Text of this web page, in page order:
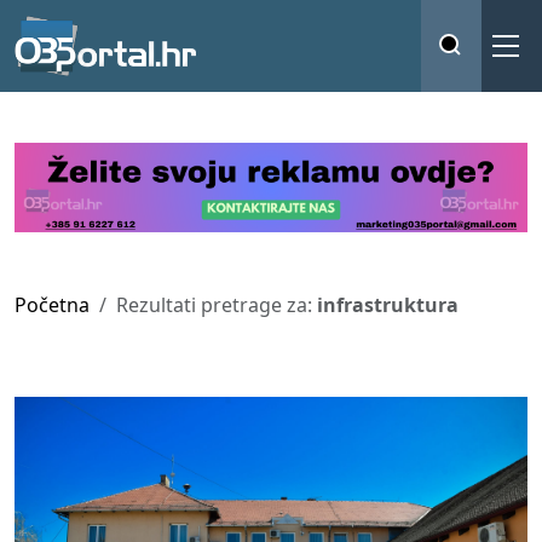
Početna Rezultati pretrage za: infrastruktura